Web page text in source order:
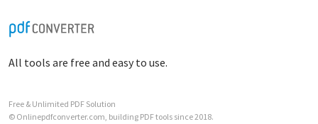
All tools are free and easy to use.
Free & Unlimited PDF Solution
© Onlinepdfconverter.com, building PDF tools since 2018.